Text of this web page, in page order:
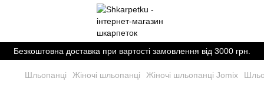
Безкоштовна доставка при вартості замовлення від 3000 грн.
Шльопанці Жіночі шльопанці Жіночі шльопанці Jomix